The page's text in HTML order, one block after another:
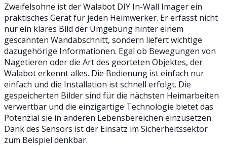
Zweifelsohne ist der Walabot DIY In-Wall Imager ein
praktisches Gerät für jeden Heimwerker. Er erfasst nicht
nur ein klares Bild der Umgebung hinter einem
gescannten Wandabschnitt, sondern liefert wichtige
dazugehörige Informationen. Egal ob Bewegungen von
Nagetieren oder die Art des georteten Objektes, der
Walabot erkennt alles. Die Bedienung ist einfach nur
einfach und die Installation ist schnell erfolgt. Die
gespeicherten Bilder sind für die nächsten Heimarbeiten
verwertbar und die einzigartige Technologie bietet das
Potenzial sie in anderen Lebensbereichen einzusetzen.
Dank des Sensors ist der Einsatz im Sicherheitssektor
zum Beispiel denkbar.